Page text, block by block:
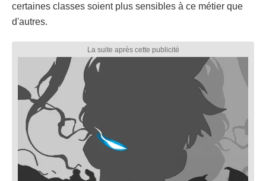
certaines classes soient plus sensibles à ce métier que
d'autres.